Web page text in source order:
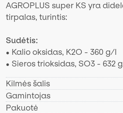
AGROPLUS super KS yra
tirpalas, turintis:
Sudėtis:
• Kalio oksidas, K2O - 360 g/l
• Sieros trioksidas, SO3 - 632
Kilmės šalis
Gamintojas
Pakuotė